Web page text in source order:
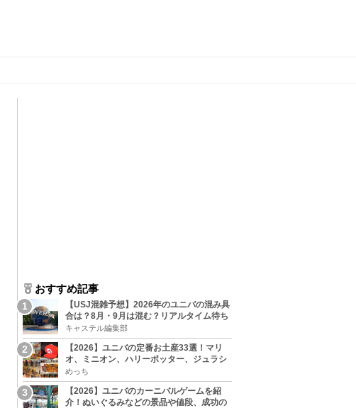
おすすめ記事
【USJ混雑予想】2026年のユニバの混み具
合は？8月・9月は混む？リアルタイム待ち
時間アプリも
キャステル編集部
【2026】ユニバの定番お土産33選！マリ
オ、ミニオン、ハリーポッター、ジュラシ
ックパーク、セサミ、SINGなどのグッズ情
報
めっち
【2026】ユニバのカーニバルゲームを紹
介！ぬいぐるみなどの景品や値段、成功の